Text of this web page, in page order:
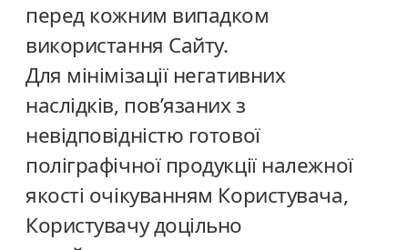
перед кожним випадком
використання Сайту.
Для мінімізації негативних
наслідків, пов’язаних з
невідповідністю готової
поліграфічної продукції належної
якості очікуванням Користувача,
Користувачу доцільно